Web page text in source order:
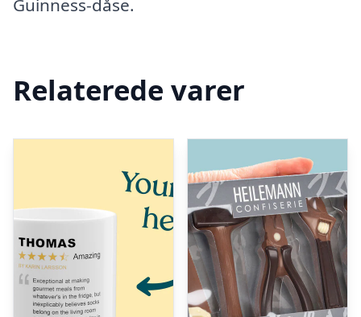
Guinness-dåse.
Relaterede varer